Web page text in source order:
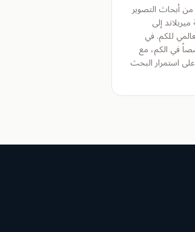
أبحاث التصوير
إلى
للكم. في
في الكم، مع
استمرار البحث